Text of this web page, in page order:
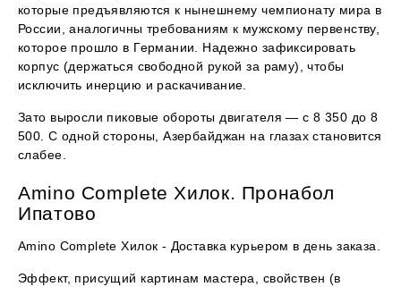
которые предъявляются к нынешнему чемпионату мира в
России, аналогичны требованиям к мужскому первенству,
которое прошло в Германии. Надежно зафиксировать
корпус (держаться свободной рукой за раму), чтобы
исключить инерцию и раскачивание.
Зато выросли пиковые обороты двигателя — с 8 350 до 8
500. С одной стороны, Азербайджан на глазах становится
слабее.
Amino Complete Хилок. Пронабол
Ипатово
Amino Complete Хилок - Доставка курьером в день заказа.
Эффект, присущий картинам мастера, свойствен (в